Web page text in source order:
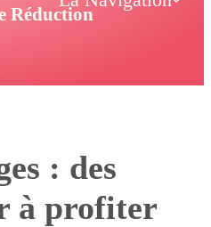
Réduction
: des
à profiter